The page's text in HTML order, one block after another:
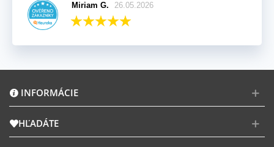
Miriam G. 26.05.2026
INFORMÁCIE
HĽADÁTE